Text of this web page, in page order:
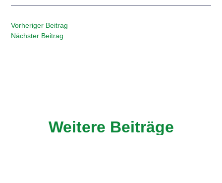
Vorheriger Beitrag
Nächster Beitrag
Weitere Beiträge